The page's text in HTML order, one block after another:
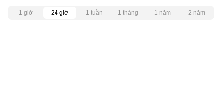
1 giờ 24 giờ 1 tuần 1 tháng 1 năm 2 năm